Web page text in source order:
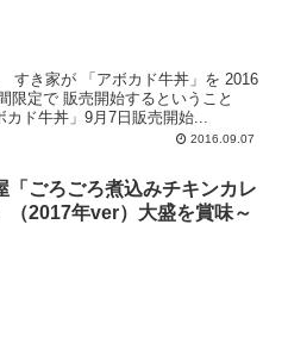
限定で 販売開始するということ
き家「アボカド牛丼」9月7日販売開始...
2016.09.07
「ごろごろ煮込みチキンカレ
（2017年ver）大盛を賞味～